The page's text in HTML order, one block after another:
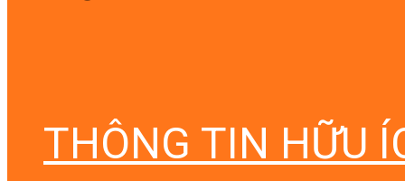
THÔNG TIN HỮU